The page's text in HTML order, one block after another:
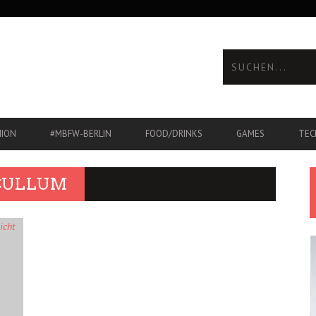
#MBFW-BERLIN FOOD/DRINKS GAMES